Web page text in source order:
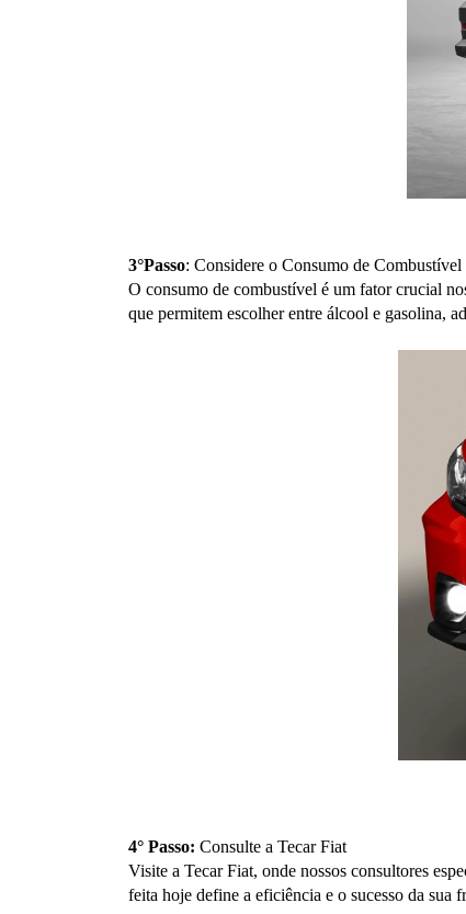
3°Passo: Considere o Consumo de Combustível
O consumo de combustível é um fator crucial
que permitem escolher entre álcool e gasolina,
4° Passo: Consulte a Tecar Fiat
Visite a Tecar Fiat, onde nossos consultores
feita hoje define a eficiência e o sucesso da sua